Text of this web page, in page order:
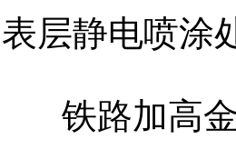
表层静电喷涂
铁路加高金